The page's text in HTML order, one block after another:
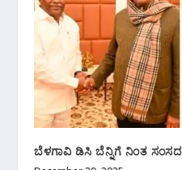
ಬೆಳಗಾವಿ ಡಿಸಿ ಬೆನ್ನಿಗೆ ನಿಂತ